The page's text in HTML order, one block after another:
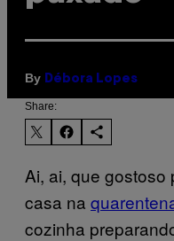
By Débora Lopes
Share:
Ai, ai, que gostoso
casa na
cozinha